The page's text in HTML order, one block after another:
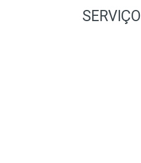
SERVIÇO